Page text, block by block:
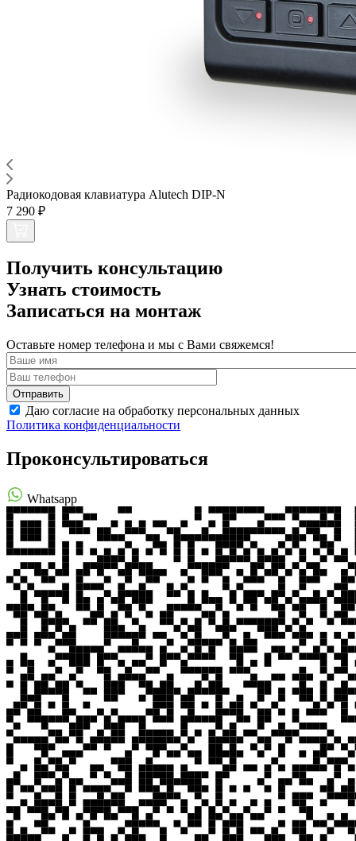
Радиокодовая клавиатура Alutech DIP-N
7 290 ₽
Получить консультацию
Узнать стоимость
Записаться на монтаж
Оставьте номер телефона и мы с Вами свяжемся!
Даю согласие на обработку персональных данных
Политика конфиденциальности
Проконсультироваться
Whatsapp